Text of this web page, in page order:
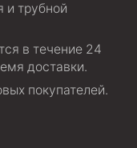
и трубной
в течение 24
доставки.
покупателей.